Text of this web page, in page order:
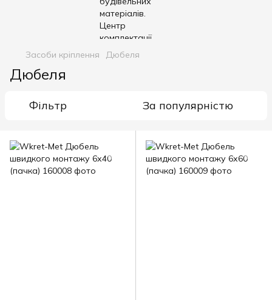
Засоби кріплення Дюбеля
Дюбеля
Фільтр За популярністю